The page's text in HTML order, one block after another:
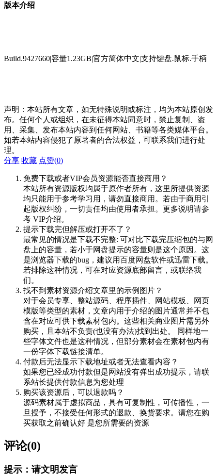
版本介绍
Build.9427660|容量1.23GB|官方简体中文|支持键盘.鼠标.手柄
声明：本站所有文章，如无特殊说明或标注，均为本站原创发
布。任何个人或组织，在未征得本站同意时，禁止复制、盗
用、采集、发布本站内容到任何网站、书籍等各类媒体平台。
如若本站内容侵犯了原著者的合法权益，可联系我们进行处
理。
分享 收藏 点赞(0)
免费下载或者VIP会员资源能否直接商用？
本站所有资源版权均属于原作者所有，这里所提供资源
均只能用于参考学习用，请勿直接商用。若由于商用引
起版权纠纷，一切责任均由使用者承担。更多说明请参
考 VIP介绍。
提示下载完但解压或打开不了？
最常见的情况是下载不完整: 可对比下载完压缩包的与网
盘上的容量，若小于网盘提示的容量则是这个原因。这
是浏览器下载的bug，建议用百度网盘软件或迅雷下载。
若排除这种情况，可在对应资源底部留言，或联络我
们。
找不到素材资源介绍文章里的示例图片？
对于会员专享、整站源码、程序插件、网站模板、网页
模版等类型的素材，文章内用于介绍的图片通常并不包
含在对应可供下载素材包内。这些相关商业图片需另外
购买，且本站不负责(也没有办法)找到出处。 同样地一
些字体文件也是这种情况，但部分素材会在素材包内有
一份字体下载链接清单。
付款后无法显示下载地址或者无法查看内容？
如果您已经成功付款但是网站没有弹出成功提示，请联
系站长提供付款信息为您处理
购买该资源后，可以退款吗？
源码素材属于虚拟商品，具有可复制性，可传播性，一
旦授予，不接受任何形式的退款、换货要求。请您在购
买获取之前确认好 是您所需要的资源
评论(0)
提示：请文明发言